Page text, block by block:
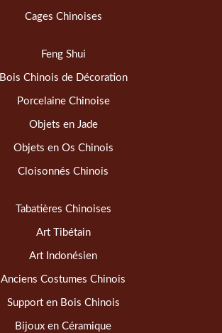
Cages Chinoises
Feng Shui
Bois Chinois de Décoration
Porcelaine Chinoise
Objets en Jade
Objets en Os Chinois
Cloisonnés Chinois
Tabatières Chinoises
Art Tibétain
Art Indonésien
Anciens Costumes Chinois
Support en Bois Chinois
Bijoux en Céramique